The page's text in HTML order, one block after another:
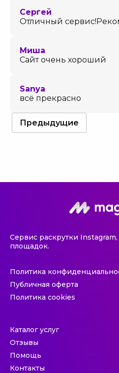
Сергей
Отличный
Миша
Сайт очень хороший
Sanya
всё прекрасно
Предыдущие
Сервис раскрутки
площадок.
Политика
Публичная оферта
Политика cookies
Каталог услуг
Отзывы
Помощь
Контакты